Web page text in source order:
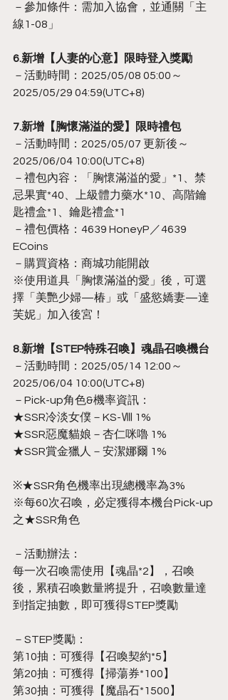
－參加條件：需加入協會，並通關「主
線1-08」
6.新增【人妻的心意】限時登入獎勵
－活動時間：2025/05/08 05:00～
2025/05/29 04:59(UTC+8)
7.新增【胸懷滿溢的愛】限時禮包
－活動時間：2025/05/07 更新後～
2025/06/04 10:00(UTC+8)
－禮包內容：「胸懷滿溢的愛」*1、禁
忌果實*40、上級體力藥水*10、高階鑰
匙禮盒*1、鑰匙禮盒*1
－禮包價格：4639 HoneyP／4639
ECoins
－購買資格：商城功能開啟
※使用道具「胸懷滿溢的愛」後，可選
擇「美艷少婦—椿」或「盛慾嬌妻—達
芙妮」加入後宮！
8.新增【STEP特殊召喚】魂晶召喚機台
－活動時間：2025/05/14 12:00～
2025/06/04 10:00(UTC+8)
－Pick-up角色&機率資訊：
★SSR冷淡女僕－KS-Ⅷ 1%
★SSR惡魔貓娘－杏仁咪嚕 1%
★SSR賞金獵人－安潔娜爾 1%
※★SSR角色機率出現總機率為3%
※每60次召喚，必定獲得本機台Pick-up
之★SSR角色
－活動辦法：
每一次召喚需使用【魂晶*2】，召喚
後，累積召喚數量將提升，召喚數量達
到指定抽數，即可獲得STEP獎勵
－STEP獎勵：
第10抽：可獲得【召喚契約*5】
第20抽：可獲得【掃蕩券*100】
第30抽：可獲得【魔晶石*1500】